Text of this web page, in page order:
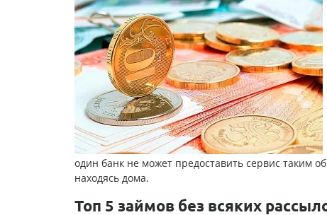
один банк не может предоставить сервис таким
находясь дома.
Топ 5 займов без всяких